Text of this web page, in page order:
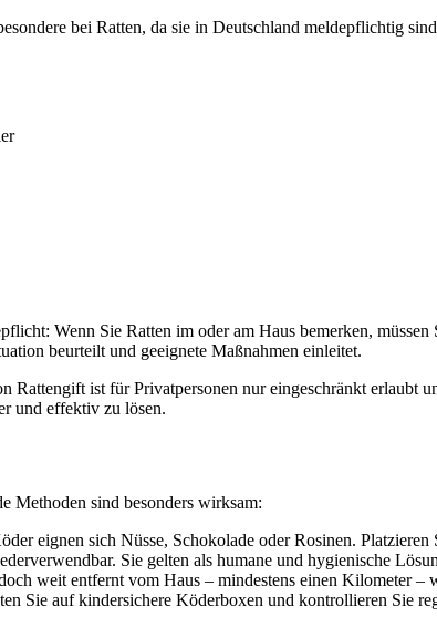
bei Ratten, da sie in Deutschland meldepflichtig
Wenn Sie Ratten im oder am Haus bemerken,
beurteilt und geeignete Maßnahmen einleitet.
Rattengift ist für Privatpersonen nur eingeschränkt erlaubt
und effektiv zu lösen.
Methoden sind besonders wirksam:
eignen sich Nüsse, Schokolade oder Rosinen.
Sie gelten als humane und hygienische
weit entfernt vom Haus – mindestens einen Kilometer –
Sie auf kindersichere Köderboxen und kontrollieren Sie